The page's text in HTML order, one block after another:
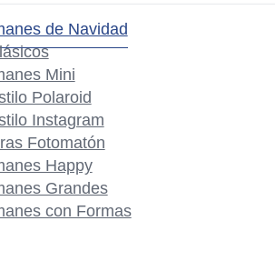
de Navidad
Mini
Polaroid
Instagram
Fotomatón
Happy
Grandes
con Formas